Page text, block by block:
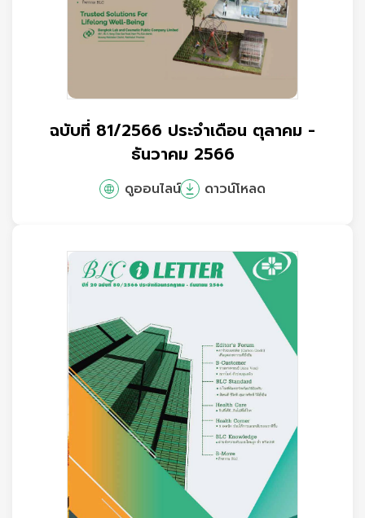
ฉบับที่ 81/2566 ประจำเดือน ตุลาคม -
ธันวาคม 2566
ดูออนไลน์ ดาวน์โหลด